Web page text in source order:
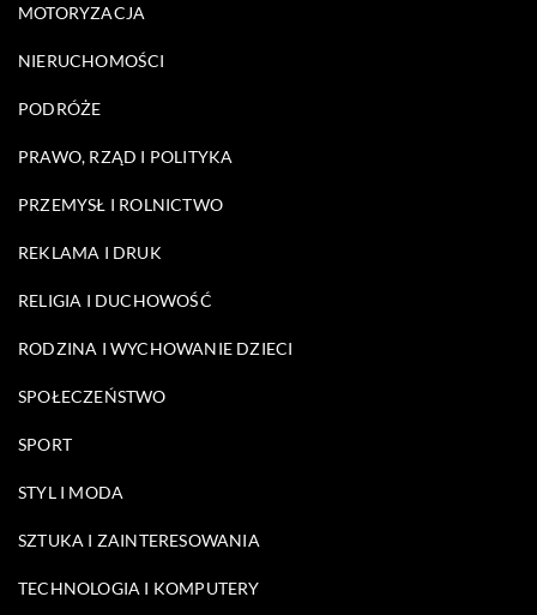
MOTORYZACJA
NIERUCHOMOŚCI
PODRÓŻE
PRAWO, RZĄD I POLITYKA
PRZEMYSŁ I ROLNICTWO
REKLAMA I DRUK
RELIGIA I DUCHOWOŚĆ
RODZINA I WYCHOWANIE DZIECI
SPOŁECZEŃSTWO
SPORT
STYL I MODA
SZTUKA I ZAINTERESOWANIA
TECHNOLOGIA I KOMPUTERY